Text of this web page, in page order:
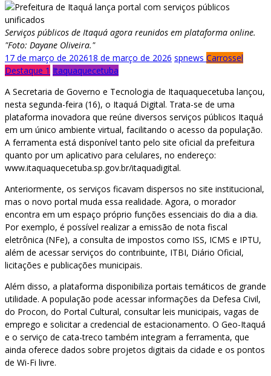
Serviços públicos de Itaquá agora reunidos em plataforma online.
"Foto: Dayane Oliveira."
17 de março de 202618 de março de 2026 spnews Carrossel
Destaque 1 Itaquaquecetuba
A Secretaria de Governo e Tecnologia de Itaquaquecetuba lançou,
nesta segunda-feira (16), o Itaquá Digital. Trata-se de uma
plataforma inovadora que reúne diversos serviços públicos Itaquá
em um único ambiente virtual, facilitando o acesso da população.
A ferramenta está disponível tanto pelo site oficial da prefeitura
quanto por um aplicativo para celulares, no endereço:
www.itaquaquecetuba.sp.gov.br/itaquadigital.
Anteriormente, os serviços ficavam dispersos no site institucional,
mas o novo portal muda essa realidade. Agora, o morador
encontra em um espaço próprio funções essenciais do dia a dia.
Por exemplo, é possível realizar a emissão de nota fiscal
eletrônica (NFe), a consulta de impostos como ISS, ICMS e IPTU,
além de acessar serviços do contribuinte, ITBI, Diário Oficial,
licitações e publicações municipais.
Além disso, a plataforma disponibiliza portais temáticos de grande
utilidade. A população pode acessar informações da Defesa Civil,
do Procon, do Portal Cultural, consultar leis municipais, vagas de
emprego e solicitar a credencial de estacionamento. O Geo-Itaquá
e o serviço de cata-treco também integram a ferramenta, que
ainda oferece dados sobre projetos digitais da cidade e os pontos
de Wi-Fi livre.